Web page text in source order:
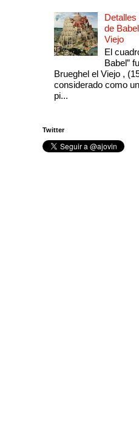
Detalles
de
Viejo
El
Babel”
Brueghel el Viejo ,
considerado como
pi...
Twitter